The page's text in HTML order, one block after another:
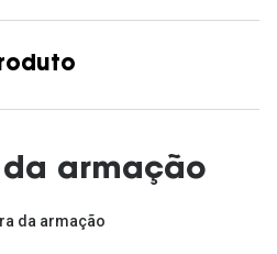
armação
da armação